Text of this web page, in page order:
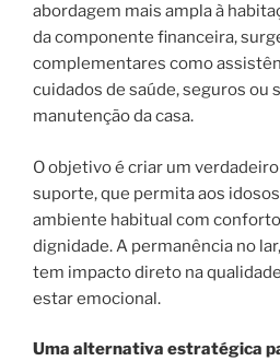
abordagem mais ampla à
da componente financeira,
complementares como
cuidados de saúde, seguros ou
manutenção da casa.
O objetivo é criar um
suporte, que permita aos
ambiente habitual com
dignidade. A permanência no
tem impacto direto na
estar emocional.
Uma alternativa estratégica